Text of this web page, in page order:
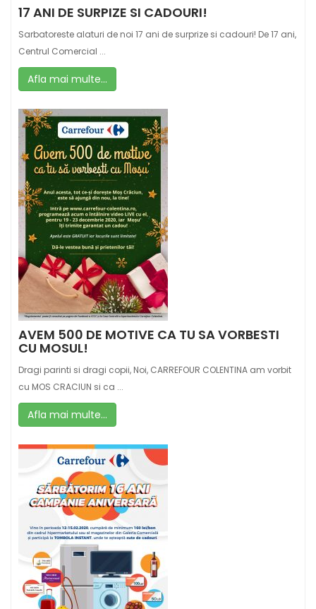
17 ANI DE SURPIZE SI CADOURI!
Sarbatoreste alaturi de noi 17 ani de surprize si cadouri! De 17 ani,
Centrul Comercial ...
Afla mai multe...
AVEM 500 DE MOTIVE CA TU SA VORBESTI
CU MOSUL!
Dragi parinti si dragi copii, Noi, CARREFOUR COLENTINA am vorbit
cu MOS CRACIUN si ca ...
Afla mai multe...